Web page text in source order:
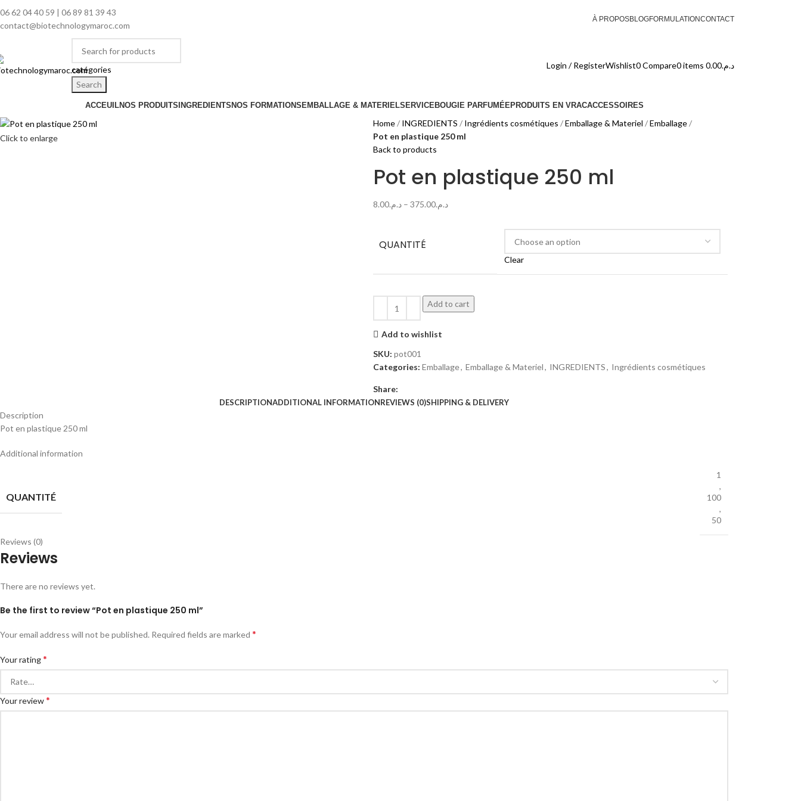
06 62 04 40 59 | 06 89 81 39 43
contact@biotechnologymaroc.com
À PROPOSBLOGFORMULATIONCONTACT
catégories
Search
Login / RegisterWishlist0Compare0items د.م.0.00
ACCEUILNOS PRODUITSINGREDIENTSNOS FORMATIONSEMBALLAGE & MATERIELSERVICEBOUGIE PARFUMÉEPRODUITS EN VRACACCESSOIRES
Click to enlarge
Home INGREDIENTS Ingrédients cosmétiques Emballage & Materiel
Emballage
Pot en plastique 250 ml
Back to products
Pot en plastique 250 ml
د.م.8.00 – د.م.375.00
QUANTITÉ
Clear
Add to cart
Add to wishlist
SKU: pot001
Categories: Emballage, Emballage & Materiel, INGREDIENTS, Ingrédients cosmétiques
Share:
DESCRIPTIONADDITIONAL INFORMATIONREVIEWS (0)SHIPPING & DELIVERY
Description
Pot en plastique 250 ml
Additional information
QUANTITÉ
1
,
100
,
50
Reviews (0)
Reviews
There are no reviews yet.
Be the first to review “Pot en plastique 250 ml”
Your email address will not be published. Required fields are marked *
Your rating*
Your review*